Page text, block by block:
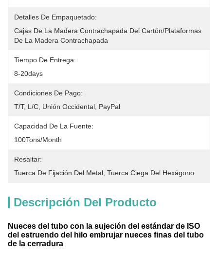
Detalles De Empaquetado:
Cajas De La Madera Contrachapada Del Cartón/plataformas
De La Madera Contrachapada
Tiempo De Entrega:
8-20days
Condiciones De Pago:
T/T, L/C, Unión Occidental, PayPal
Capacidad De La Fuente:
100Tons/Month
Resaltar:
Tuerca De Fijación Del Metal Tuerca Ciega Del Hexágono
Descripción Del Producto
Nueces del tubo con la sujeción del estándar de ISO
del estruendo del hilo embrujar nueces finas del tubo
de la cerradura